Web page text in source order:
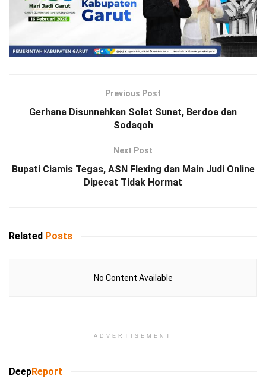
Previous Post
Gerhana Disunnahkan Solat Sunat, Berdoa dan
Sodaqoh
Next Post
Bupati Ciamis Tegas, ASN Flexing dan Main Judi Online
Dipecat Tidak Hormat
Related Posts
No Content Available
ADVERTISEMENT
DeepReport